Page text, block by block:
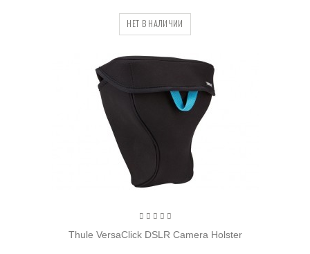
НЕТ В НАЛИЧИИ
Thule VersaClick DSLR Camera Holster